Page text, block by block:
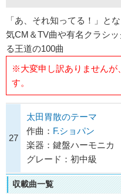
「あ、それ知ってる！」と
気CM＆TV曲や有名クラシ
る王道の100曲
※大変申し訳ありませんが
す。
27
太田胃散のテーマ
作曲： F.ショパン
楽器：鍵盤ハーモニカ
グレード：初中級
収載曲一覧